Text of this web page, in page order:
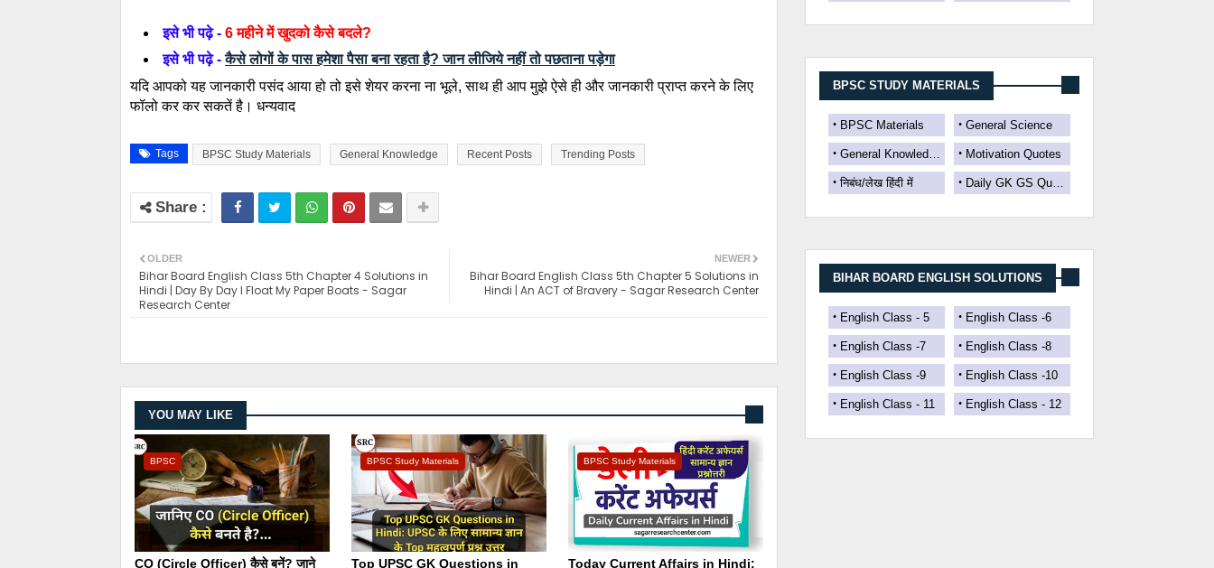
इसे भी पढ़े - 6 महीने में खुदको कैसे बदले?
इसे भी पढ़े -कैसे लोगों के पास हमेशा पैसा बना रहता है? जान लीजिये नहीं तो पछताना पड़ेगा
यदि आपको यह जानकारी पसंद आया हो तो इसे शेयर करना ना भूले, साथ ही आप मुझे ऐसे ही और जानकारी प्राप्त करने के लिए
फॉलो कर कर सकतें है। धन्यवाद
Tags BPSC Study Materials General Knowledge Recent Posts Trending Posts
NEWER
Bihar Board English Class 5th Chapter 5 Solutions in
Hindi | An ACT of Bravery - Sagar Research Center
OLDER
Bihar Board English Class 5th Chapter 4 Solutions in
Hindi | Day By Day I Float My Paper Boats - Sagar
Research Center
YOU MAY LIKE
BPSC
CO (Circle Officer) कैसे बनें? जाने
BPSC Study Materials
Top UPSC GK Questions in
BPSC Study Materials
Today Current Affairs in Hindi:
BPSC STUDY MATERIALS
BPSC Materials General Science
General Knowledge Motivation Quotes
निबंध/लेख हिंदी में Daily GK GS Quizs
BIHAR BOARD ENGLISH SOLUTIONS
English Class - 5 English Class -6
English Class -7 English Class -8
English Class -9 English Class -10
English Class - 11 English Class - 12